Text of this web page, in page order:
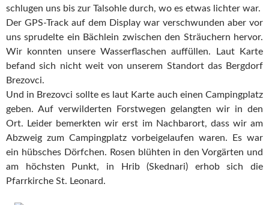
schlugen uns bis zur Talsohle durch, wo es etwas lichter war.
Der GPS-Track auf dem Display war verschwunden aber vor
uns sprudelte ein Bächlein zwischen den Sträuchern hervor.
Wir konnten unsere Wasserflaschen auffüllen. Laut Karte
befand sich nicht weit von unserem Standort das Bergdorf
Brezovci.
Und in Brezovci sollte es laut Karte auch einen Campingplatz
geben. Auf verwilderten Forstwegen gelangten wir in den
Ort. Leider bemerkten wir erst im Nachbarort, dass wir am
Abzweig zum Campingplatz vorbeigelaufen waren. Es war
ein hübsches Dörfchen. Rosen blühten in den Vorgärten und
am höchsten Punkt, in Hrib (Skednari) erhob sich die
Pfarrkirche St. Leonard.